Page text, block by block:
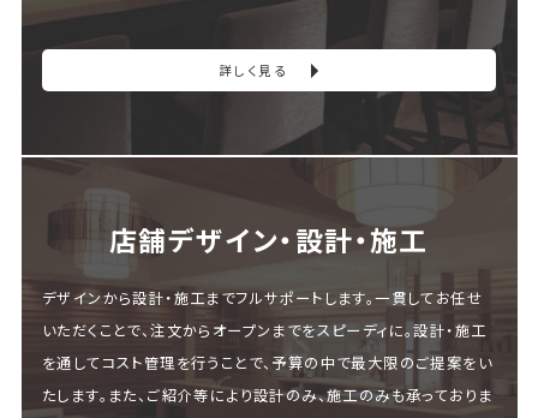
詳しく見る
店舗デザイン・設計・施⼯
デザインから設計・施工までフルサポートします。一貫してお任せ
いただくことで、注文からオープンまでをスピーディに。設計・施工
を通してコスト管理を行うことで、予算の中で最大限のご提案をい
たします。また、ご紹介等により設計のみ、施工のみも承っておりま